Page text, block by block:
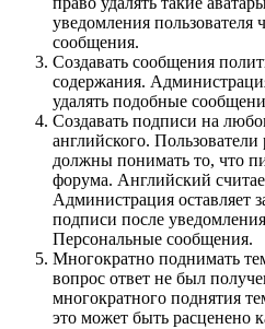
уведомления пользователя
сообщения.
Создавать сообщения
содержания.
удалять подобные
Создавать подписи на
английского.
должны понимать то, что
форума. Английский
Администрация оставляет
подписи после уведомления
Персональные сообщения.
Многократно поднимать
вопрос ответ не был
многократного поднятия
это может быть расценено